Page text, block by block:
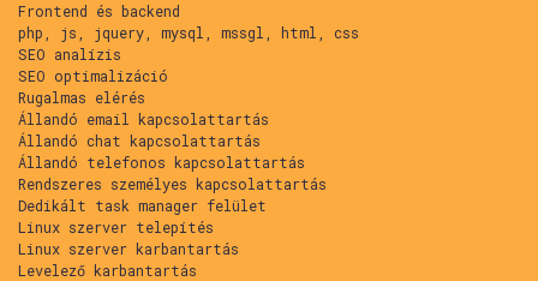
Frontend és backend
php, js, jquery, mysql, mssgl, html, css
SEO analízis
SEO optimalizáció
Rugalmas elérés
Állandó email kapcsolattartás
Állandó chat kapcsolattartás
Állandó telefonos kapcsolattartás
Rendszeres személyes kapcsolattartás
Dedikált task manager felület
Linux szerver telepítés
Linux szerver karbantartás
Levelező karbantartás